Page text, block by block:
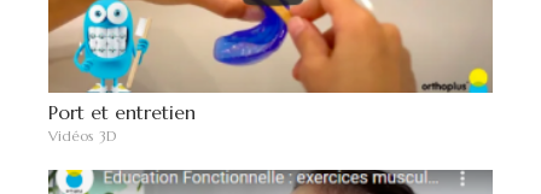
Port et entretien
Vidéos 3D